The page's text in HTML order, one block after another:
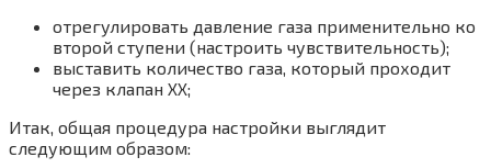
отрегулировать давление газа применительно ко
второй ступени (настроить чувствительность);
выставить количество газа, который проходит
через клапан ХХ;
Итак, общая процедура настройки выглядит
следующим образом: